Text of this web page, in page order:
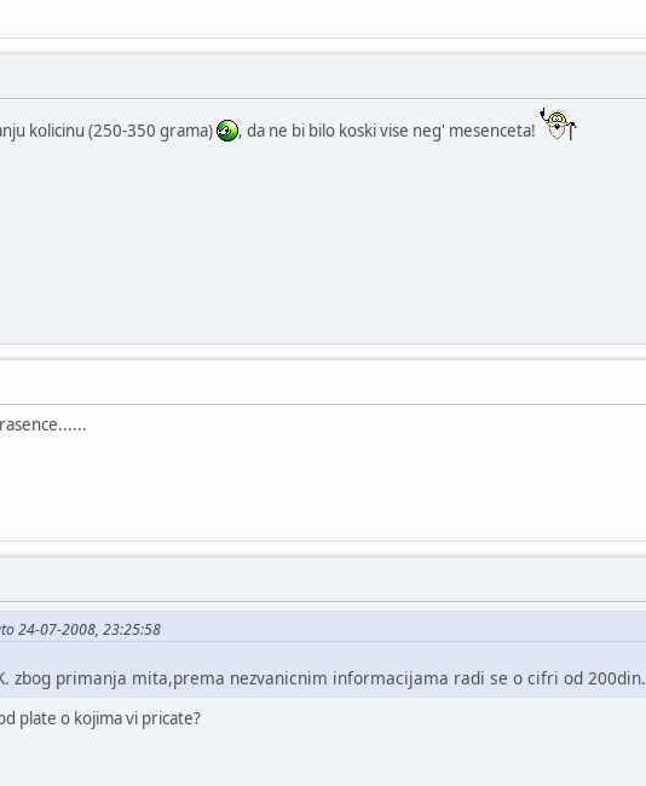
kolicinu (250-350 grama) , da ne bi bilo koski vise neg' mesenceta!
24-07-2008, 23:25:58
zbog primanja mita,prema nezvanicnim informacijama radi se o cifri od 200din.
plate o kojima vi pricate?